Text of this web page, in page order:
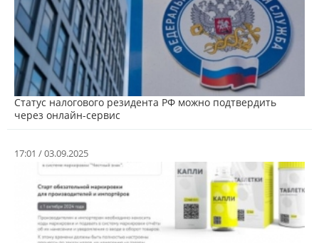
Статус налогового резидента РФ можно подтвердить
через онлайн-сервис
17:01 / 03.09.2025